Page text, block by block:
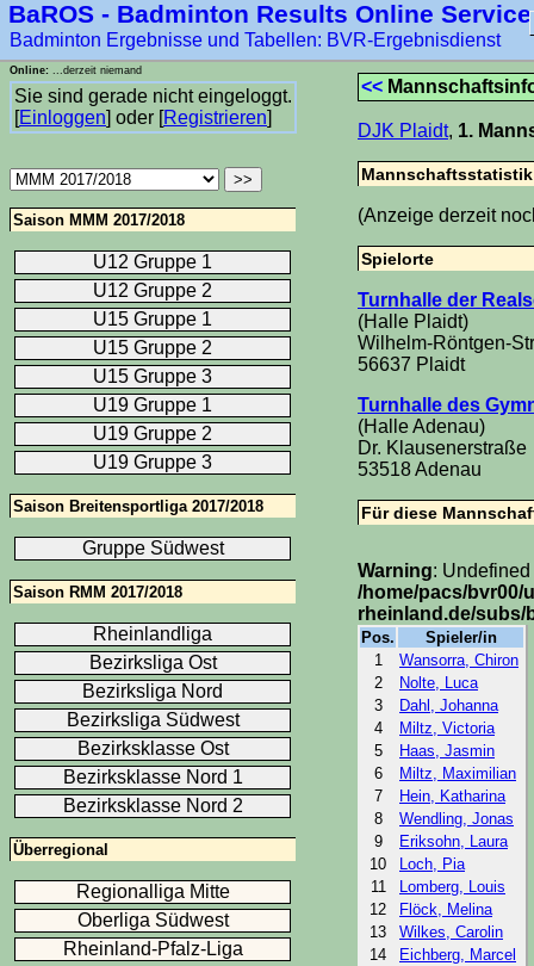
BaROS - Badminton Results Online Service
Badminton Ergebnisse und Tabellen: BVR-Ergebnisdienst
<<
DJK Plaidt, 1.
Mannschaftsstatistik
(Anzeige derzeit
Spielorte
Turnhalle der
(Halle Plaidt)
Wilhelm-Röntgen-Str
56637 Plaidt
Turnhalle des
(Halle Adenau)
Dr. Klausenerstraße
53518 Adenau
Für diese
Warning:
/home/pacs/bvr00/
rheinland.de/
Pos.
Spieler/in
1
Wansorra, Chiron
2
Nolte, Luca
3
Dahl, Johanna
4
Miltz, Victoria
5
Haas, Jasmin
6
Miltz, Maximilian
7
Hein, Katharina
8
Wendling, Jonas
9
Eriksohn, Laura
10
Loch, Pia
11
Lomberg, Louis
12
Flöck, Melina
13
Wilkes, Carolin
14
Eichberg, Marcel
Saison MMM 2017/2018
U12 Gruppe 1
U12 Gruppe 2
U15 Gruppe 1
U15 Gruppe 2
U15 Gruppe 3
U19 Gruppe 1
U19 Gruppe 2
U19 Gruppe 3
Saison Breitensportliga 2017/2018
Gruppe Südwest
Saison RMM 2017/2018
Rheinlandliga
Bezirksliga Ost
Bezirksliga Nord
Bezirksliga Südwest
Bezirksklasse Ost
Bezirksklasse Nord 1
Bezirksklasse Nord 2
Überregional
Regionalliga Mitte
Oberliga Südwest
Rheinland-Pfalz-Liga
Online: ...derzeit niemand
Sie sind gerade nicht eingeloggt.
[Einloggen] oder [Registrieren]